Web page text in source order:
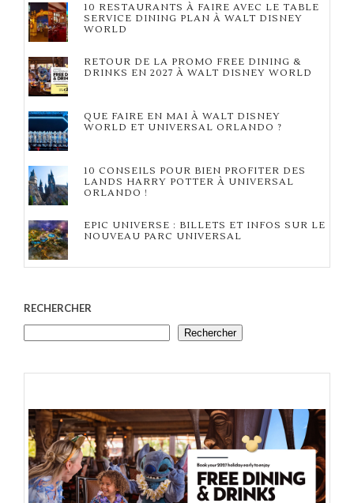
10 RESTAURANTS À FAIRE AVEC LE TABLE
SERVICE DINING PLAN À WALT DISNEY
WORLD
RETOUR DE LA PROMO FREE DINING &
DRINKS EN 2027 À WALT DISNEY WORLD
QUE FAIRE EN MAI À WALT DISNEY
WORLD ET UNIVERSAL ORLANDO ?
10 CONSEILS POUR BIEN PROFITER DES
LANDS HARRY POTTER À UNIVERSAL
ORLANDO !
EPIC UNIVERSE : BILLETS ET INFOS SUR LE
NOUVEAU PARC UNIVERSAL
RECHERCHER
Rechercher